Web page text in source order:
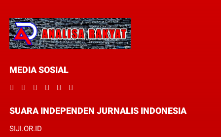
MEDIA SOSIAL
SUARA INDEPENDEN JURNALIS INDONESIA
SIJI.OR.ID